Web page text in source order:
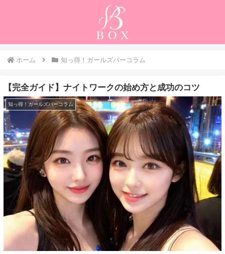
ホーム 知っ得！ガールズバーコラム
【完全ガイド】ナイトワークの始め方と成功のコツ
知っ得！ガールズバーコラム